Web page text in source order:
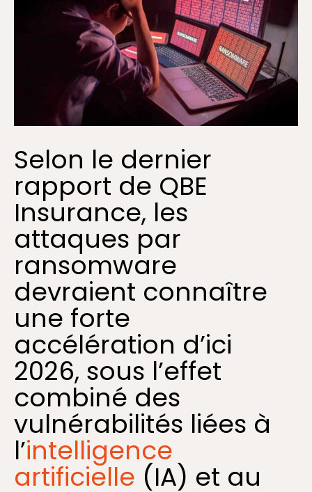
Selon le dernier
rapport de QBE
Insurance, les
attaques par
ransomware
devraient connaître
une forte
accélération d’ici
2026, sous l’effet
combiné des
vulnérabilités liées à
l’intelligence
artificielle (IA) et au